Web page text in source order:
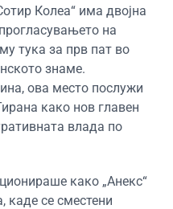
Колеа“ има двојна
на
тука за прв пат во
знаме.
ова место послужи
како нов главен
влада по
како „Анекс“
каде се сместени